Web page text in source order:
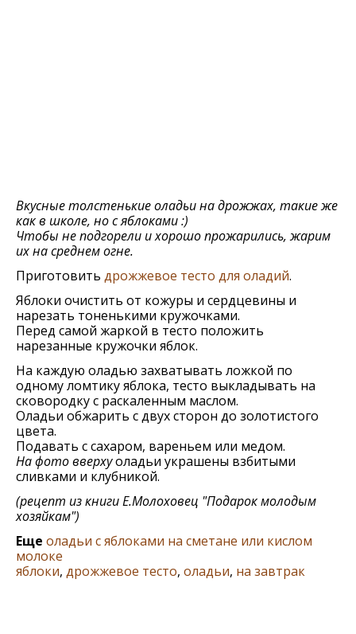
Вкусные толстенькие оладьи на дрожжах, такие же
как в школе, но с яблоками :)
Чтобы не подгорели и хорошо прожарились, жарим
их на среднем огне.
Приготовить дрожжевое тесто для оладий.
Яблоки очистить от кожуры и сердцевины и
нарезать тоненькими кружочками.
Перед самой жаркой в тесто положить
нарезанные кружочки яблок.
На каждую оладью захватывать ложкой по
одному ломтику яблока, тесто выкладывать на
сковородку с раскаленным маслом.
Оладьи обжарить с двух сторон до золотистого
цвета.
Подавать с сахаром, вареньем или медом.
На фото вверхуоладьи украшены взбитыми
сливками и клубникой.
(рецепт из книги Е.Молоховец "Подарок молодым
хозяйкам")
Еще оладьи с яблоками на сметане или кислом
молоке
яблоки, дрожжевое тесто, оладьи, на завтрак